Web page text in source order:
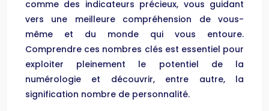
comme des indicateurs précieux, vous guidant
vers une meilleure compréhension de vous-
même et du monde qui vous entoure.
Comprendre ces nombres clés est essentiel pour
exploiter pleinement le potentiel de la
numérologie et découvrir, entre autre, la
signification nombre de personnalité.